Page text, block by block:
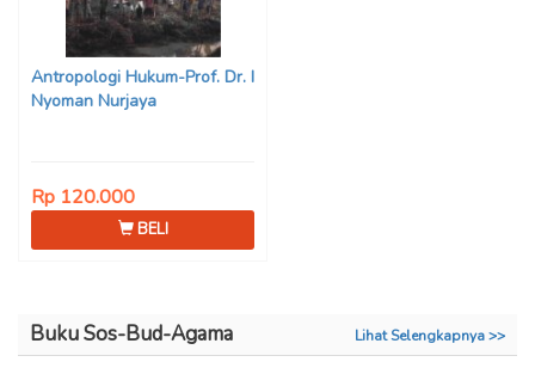
Antropologi Hukum-Prof. Dr. I
Nyoman Nurjaya
Rp 120.000
BELI
Buku Sos-Bud-Agama Lihat Selengkapnya >>